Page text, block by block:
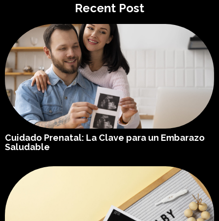
Recent Post
Cuidado Prenatal: La Clave para un Embarazo
Saludable